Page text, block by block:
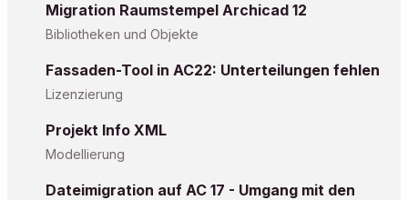
Migration Raumstempel Archicad 12
Bibliotheken und Objekte
Fassaden-Tool in AC22: Unterteilungen fehlen
Lizenzierung
Projekt Info XML
Modellierung
Dateimigration auf AC 17 - Umgang mit den